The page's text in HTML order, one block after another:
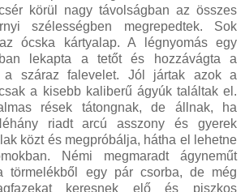
körül nagy távolságban az összes
szélességben megrepedtek. Sok
ócska kártyalap. A légnyomás egy
lekapta a tetőt és hozzávágta a
a száraz falevelet. Jól jártak azok a
a kisebb kaliberű ágyúk találtak el.
rések tátongnak, de állnak, ha
riadt arcú asszony és gyerek
közt és megpróbálja, hátha el lehetne
Némi megmaradt ágyneműt
törmelékből egy pár csorba, de még
keresnek elő és piszkos